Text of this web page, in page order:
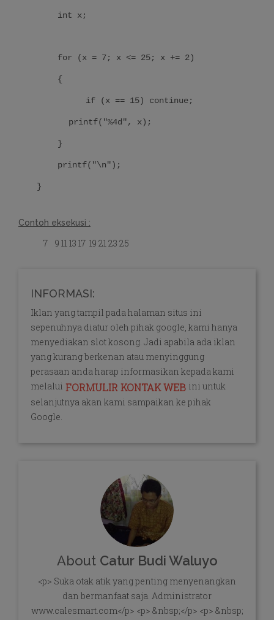
int x;
for (x = 7; x <= 25; x += 2)
{
if (x == 15) continue;
printf("%4d", x);
}
printf("\n");
}
Contoh eksekusi :
7 9 11 13 17 19 21 23 25
INFORMASI:
Iklan yang tampil pada halaman situs ini
sepenuhnya diatur oleh pihak google, kami hanya
menyediakan slot kosong. Jadi apabila ada iklan
yang kurang berkenan atau menyinggung
perasaan anda harap informasikan kepada kami
melalui FORMULIR KONTAK WEB ini untuk
selanjutnya akan kami sampaikan ke pihak
Google.
About Catur Budi Waluyo
<p> Suka otak atik yang penting menyenangkan
dan bermanfaat saja. Administrator
www.calesmart.com</p> <p> &nbsp;</p> <p> &nbsp;